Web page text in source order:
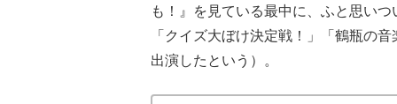
も！』を見ている最中に、ふと思い
「クイズ大ぼけ決定戦！」「鶴瓶の
出演したという）。